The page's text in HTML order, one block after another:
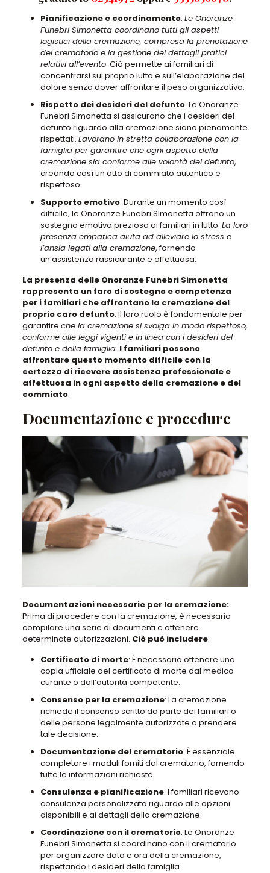
Pianificazione e coordinamento: Le Onoranze
Funebri Simonetta coordinano tutti gli aspetti
logistici della cremazione, compresa la prenotazione
del crematorio e la gestione dei dettagli pratici
relativi all’evento. Ciò permette ai familiari di
concentrarsi sul proprio lutto e sull’elaborazione del
dolore senza dover affrontare il peso organizzativo.
Rispetto dei desideri del defunto: Le Onoranze
Funebri Simonetta si assicurano che i desideri del
defunto riguardo alla cremazione siano pienamente
rispettati. Lavorano in stretta collaborazione con la
famiglia per garantire che ogni aspetto della
cremazione sia conforme alle volontà del defunto,
creando così un atto di commiato autentico e
rispettoso.
Supporto emotivo: Durante un momento così
difficile, le Onoranze Funebri Simonetta offrono un
sostegno emotivo prezioso ai familiari in lutto. La loro
presenza empatica aiuta ad alleviare lo stress e
l’ansia legati alla cremazione, fornendo
un’assistenza rassicurante e affettuosa.
La presenza delle Onoranze Funebri Simonetta
rappresenta un faro di sostegno e competenza
per i familiari che affrontano la cremazione del
proprio caro defunto. Il loro ruolo è fondamentale per
garantire che la cremazione si svolga in modo rispettoso,
conforme alle leggi vigenti e in linea con i desideri del
defunto e della famiglia. I familiari possono
affrontare questo momento difficile con la
certezza di ricevere assistenza professionale e
affettuosa in ogni aspetto della cremazione e del
commiato.
Documentazione e procedure
Documentazioni necessarie per la cremazione:
Prima di procedere con la cremazione, è necessario
compilare una serie di documenti e ottenere
determinate autorizzazioni. Ciò può includere:
Certificato di morte: È necessario ottenere una
copia ufficiale del certificato di morte dal medico
curante o dall’autorità competente.
Consenso per la cremazione: La cremazione
richiede il consenso scritto da parte dei familiari o
delle persone legalmente autorizzate a prendere
tale decisione.
Documentazione del crematorio: È essenziale
completare i moduli forniti dal crematorio, fornendo
tutte le informazioni richieste.
Consulenza e pianificazione: I familiari ricevono
consulenza personalizzata riguardo alle opzioni
disponibili e ai dettagli della cremazione.
Coordinazione con il crematorio: Le Onoranze
Funebri Simonetta si coordinano con il crematorio
per organizzare data e ora della cremazione,
rispettando i desideri della famiglia.